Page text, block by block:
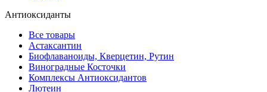
Антиоксиданты
Все товары
Астаксантин
Биофлаваноиды, Кверцетин, Рутин
Виноградные Косточки
Комплексы Антиоксидантов
Лютеин